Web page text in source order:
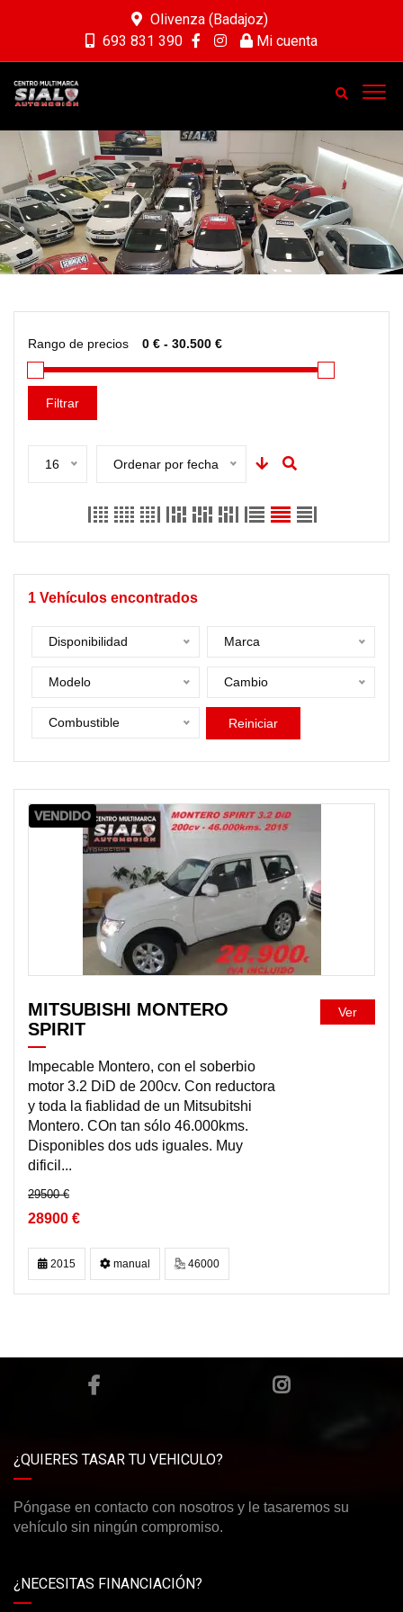
Olivenza (Badajoz)
693 831 390
Mi cuenta
Rango de precios
Filtrar
16 Ordenar por fecha
1 Vehículos encontrados
Disponibilidad Marca
Modelo Cambio
Combustible Reiniciar
VENDIDO
MITSUBISHI MONTERO
SPIRIT
Impecable Montero, con el soberbio
motor 3.2 DiD de 200cv. Con reductora
y toda la fiablidad de un Mitsubitshi
Montero. COn tan sólo 46.000kms.
Disponibles dos uds iguales. Muy
dificil...
29500 €
28900 €
Ver
2015 manual 46000
¿QUIERES TASAR TU VEHICULO?
Póngase en contacto con nosotros y le tasaremos su
vehículo sin ningún compromiso.
¿NECESITAS FINANCIACIÓN?